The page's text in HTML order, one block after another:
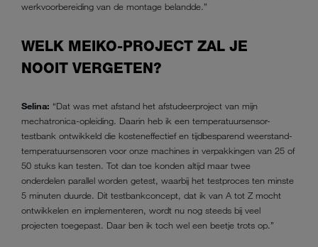
werkvoorbereiding van de montage belandde.”
WELK MEIKO-PROJECT ZAL JE
NOOIT VERGETEN?
Selina: “Dat was met afstand het afstudeerproject van mijn
mechatronica-opleiding. Daarin heb ik een temperatuursensor-
testbank ontwikkeld die kosteneffectief en tijdbesparend weerstand-
temperatuursensoren voor onze machines in verpakkingen van 25 of
50 stuks kan testen. Tot dan toe konden altijd maar twee
onderdelen parallel worden getest, waarbij het testproces ten minste
5 minuten duurde. Dit testbankconcept, dat ik van A tot Z mocht
ontwikkelen en implementeren, wordt nu nog steeds bij veel
projecten toegepast. Daar ben ik toch wel een beetje trots op.”